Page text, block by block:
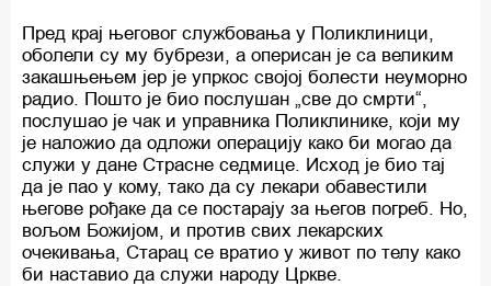
Пред крај његовог службовања у Поликлиници,
оболели су му бубрези, а оперисан је са великим
закашњењем јер је упркос својој болести неуморно
радио. Пошто је био послушан „све до смрти“,
послушао је чак и управника Поликлинике, који му
је наложио да одложи операцију како би могао да
служи у дане Страсне седмице. Исход је био тај
да је пао у кому, тако да су лекари обавестили
његове рођаке да се постарају за његов погреб. Но,
вољом Божијом, и против свих лекарских
очекивања, Старац се вратио у живот по телу како
би наставио да служи народу Цркве.